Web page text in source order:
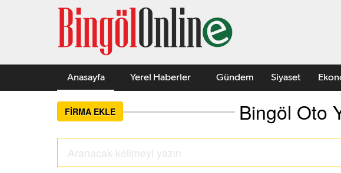
Anasayfa Yerel Haberler Gündem Siyaset
FİRMA EKLE Bingöl Oto